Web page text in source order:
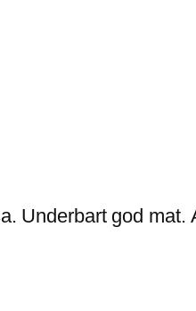
Underbart god